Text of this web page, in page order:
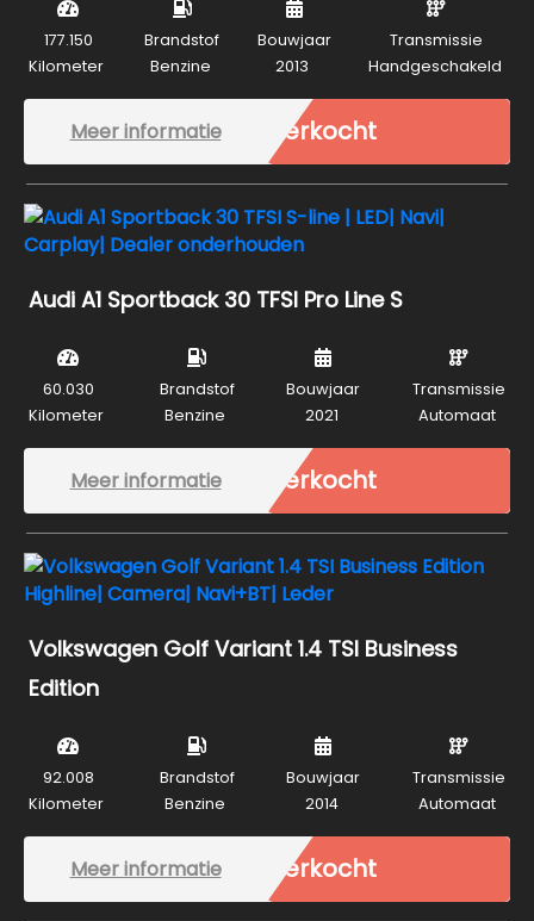
177.150
Kilometer
Brandstof
Benzine
Bouwjaar
2013
Transmissie
Handgeschakeld
Meer informatie Verkocht
Audi A1 Sportback 30 TFSI Pro Line S
60.030
Kilometer
Brandstof
Benzine
Bouwjaar
2021
Transmissie
Automaat
Meer informatie Verkocht
Volkswagen Golf Variant 1.4 TSI Business
Edition
92.008
Kilometer
Brandstof
Benzine
Bouwjaar
2014
Transmissie
Automaat
Meer informatie Verkocht